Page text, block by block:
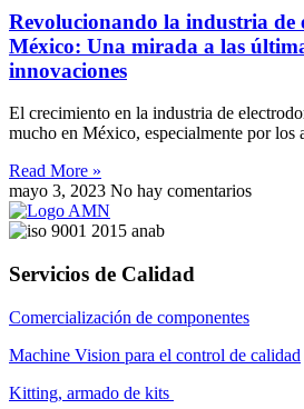
Revolucionando la industria de
México: Una mirada a las
innovaciones
El crecimiento en la industria de
mucho en México, especialmente por los
Read More »
mayo 3, 2023 No hay comentarios
Servicios de Calidad
Comercialización de componentes
Machine Vision para el control de calidad
Kitting, armado de kits